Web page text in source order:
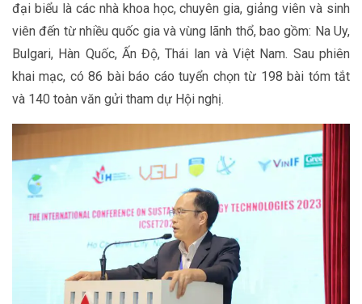
đại biểu là các nhà khoa học, chuyên gia, giảng viên và sinh
viên đến từ nhiều quốc gia và vùng lãnh thổ, bao gồm: Na Uy,
Bulgari, Hàn Quốc, Ấn Độ, Thái lan và Việt Nam. Sau phiên
khai mạc, có 86 bài báo cáo tuyển chọn từ 198 bài tóm tắt
và 140 toàn văn gửi tham dự Hội nghị.